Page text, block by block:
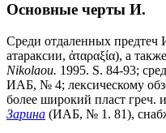
Основные черты И.
Среди отдаленных предтеч
атараксии, ἀταραξία), а
Nikolaou. 1995. S. 84-93;
ИАБ, № 4; лексическому
более широкий пласт
Зарина (ИАБ, № 1. 81),